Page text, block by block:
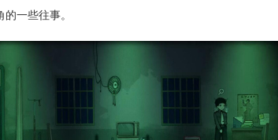
一些往事。